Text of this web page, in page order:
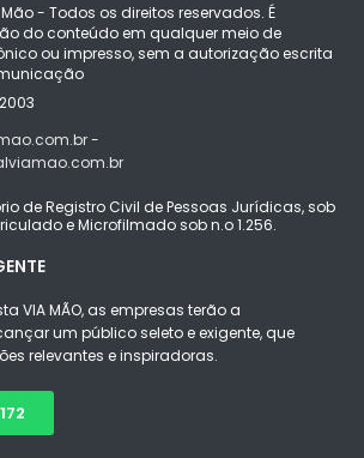
- Todos os direitos reservados. É
do conteúdo em qualquer meio de
ou impresso, sem a autorização escrita
-
de Registro Civil de Pessoas Jurídicas, sob
e Microfilmado sob n.o 1.256.
VIA MÃO, as empresas terão a
um público seleto e exigente, que
relevantes e inspiradoras.